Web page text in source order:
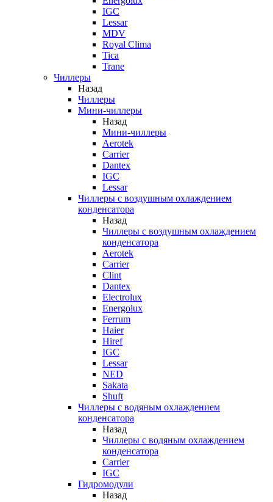
IGC
Lessar
MDV
Royal Clima
Tica
Trane
Чиллеры
Назад
Чиллеры
Мини-чиллеры
Назад
Мини-чиллеры
Aerotek
Carrier
Dantex
IGC
Lessar
Чиллеры с воздушным охлаждением
конденсатора
Назад
Чиллеры с воздушным охлаждением
конденсатора
Aerotek
Carrier
Clint
Dantex
Electrolux
Energolux
Ferrum
Haier
Hiref
IGC
Lessar
NED
Sakata
Shuft
Чиллеры с водяным охлаждением
конденсатора
Назад
Чиллеры с водяным охлаждением
конденсатора
Carrier
IGC
Гидромодули
Назад